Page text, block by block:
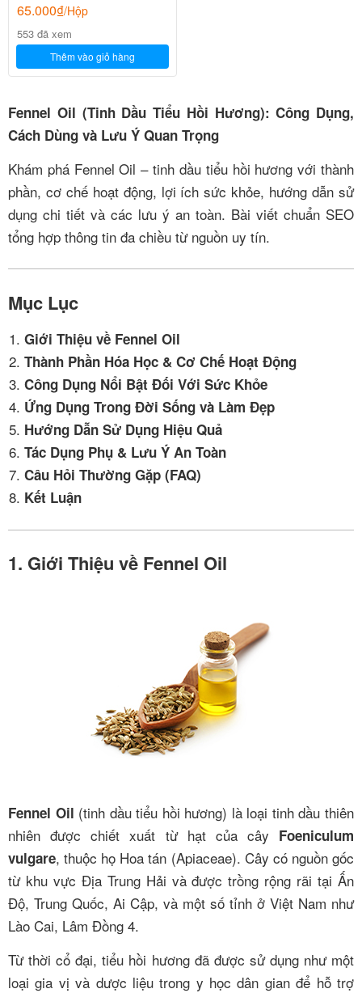
65.000₫/Hộp
553 đã xem
Thêm vào giỏ hàng
Fennel Oil (Tinh Dầu Tiểu Hồi Hương): Công Dụng,
Cách Dùng và Lưu Ý Quan Trọng
Khám phá Fennel Oil – tinh dầu tiểu hồi hương với thành
phần, cơ chế hoạt động, lợi ích sức khỏe, hướng dẫn sử
dụng chi tiết và các lưu ý an toàn. Bài viết chuẩn SEO
tổng hợp thông tin đa chiều từ nguồn uy tín.
Mục Lục
Giới Thiệu về Fennel Oil
Thành Phần Hóa Học & Cơ Chế Hoạt Động
Công Dụng Nổi Bật Đối Với Sức Khỏe
Ứng Dụng Trong Đời Sống và Làm Đẹp
Hướng Dẫn Sử Dụng Hiệu Quả
Tác Dụng Phụ & Lưu Ý An Toàn
Câu Hỏi Thường Gặp (FAQ)
Kết Luận
1. Giới Thiệu về Fennel Oil
Fennel Oil (tinh dầu tiểu hồi hương) là loại tinh dầu thiên
nhiên được chiết xuất từ hạt của cây Foeniculum
vulgare, thuộc họ Hoa tán (Apiaceae). Cây có nguồn gốc
từ khu vực Địa Trung Hải và được trồng rộng rãi tại Ấn
Độ, Trung Quốc, Ai Cập, và một số tỉnh ở Việt Nam như
Lào Cai, Lâm Đồng 4.
Từ thời cổ đại, tiểu hồi hương đã được sử dụng như một
loại gia vị và dược liệu trong y học dân gian để hỗ trợ